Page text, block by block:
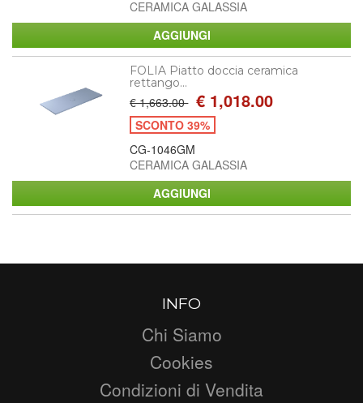
CERAMICA GALASSIA
FOLIA Piatto doccia ceramica
rettango...
€ 1,663.00 € 1,018.00
SCONTO 39%
CG-1046GM
CERAMICA GALASSIA
INFO
Chi Siamo
Cookies
Condizioni di Vendita